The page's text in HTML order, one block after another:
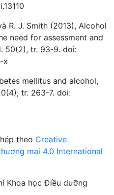
R. J. Smith (2013), Alcohol
need for assessment and
50(2), tr. 93-9. doi:
x
mellitus and alcohol,
tr. 263-7. doi:
theo Creative
mại 4.0 International
Khoa học Điều dưỡng